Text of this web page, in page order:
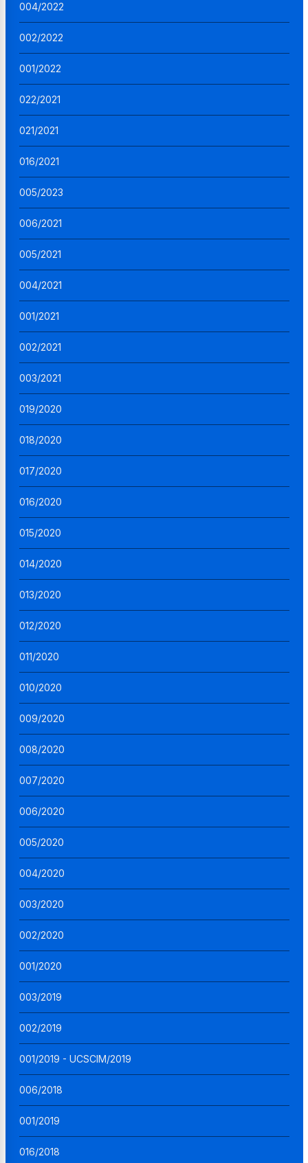
004/2022
002/2022
001/2022
022/2021
021/2021
016/2021
005/2023
006/2021
005/2021
004/2021
001/2021
002/2021
003/2021
019/2020
018/2020
017/2020
016/2020
015/2020
014/2020
013/2020
012/2020
011/2020
010/2020
009/2020
008/2020
007/2020
006/2020
005/2020
004/2020
003/2020
002/2020
001/2020
003/2019
002/2019
001/2019 - UCSCIM/2019
006/2018
001/2019
016/2018